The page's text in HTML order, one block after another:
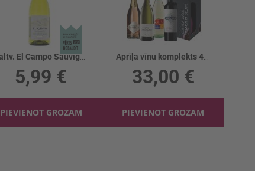
Baltv. El Campo Sauvignon Blanc 13%
5,99 €
PIEVIENOT GROZAM
Aprīļa vīnu komplekts 4gb
33,00 €
PIEVIENOT GROZAM